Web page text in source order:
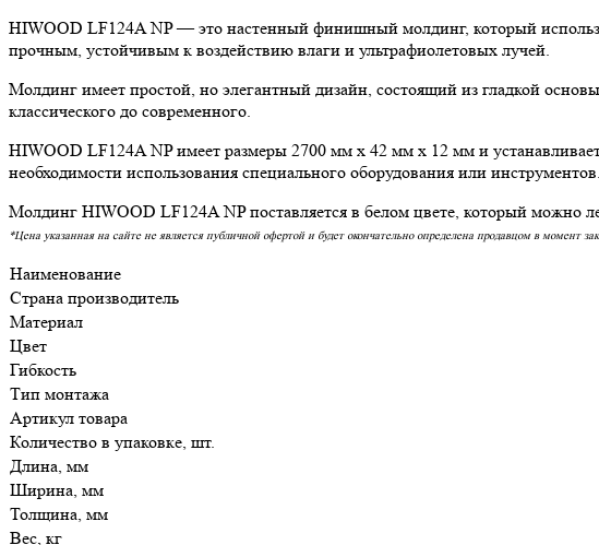
HIWOOD LF124A NP — это настенный финишный молдинг, который
прочным, устойчивым к воздействию влаги и ультрафиолетовых лучей.
Молдинг имеет простой, но элегантный дизайн, состоящий из гладкой
классического до современного.
HIWOOD LF124A NP имеет размеры 2700 мм x 42 мм x 12 мм и
необходимости использования специального оборудования или инструментов.
Молдинг HIWOOD LF124A NP поставляется в белом цвете, который можно
*Цена указанная на сайте не является публичной офертой и будет окончательно определена продавцом в момент
Наименование
Страна производитель
Материал
Цвет
Гибкость
Тип монтажа
Артикул товара
Количество в упаковке, шт.
Длина, мм
Ширина, мм
Толщина, мм
Вес, кг